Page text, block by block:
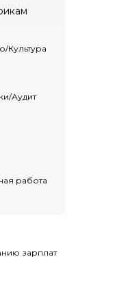
Культура
Аудит
работа
зарплат